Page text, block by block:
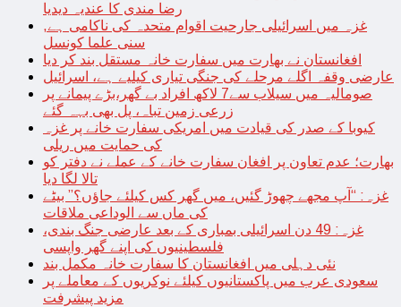
رضا مندی کا عندیہ دیدیا
غزہ میں اسرائیلی جارحیت اقوام متحدہ کی ناکامی ہے,
سنی علما کونسل
افغانستان نے بھارت میں سفارت خانہ مستقل بند کر دیا
عارضی وقفہ اگلے مرحلے کی جنگی تیاری کیلیے ہے، اسرائیل
صومالیہ میں سیلاب سے7 لاکھ افراد بے گھر،بڑے پیمانے پر
زرعی زمین تباہ، پل بھی بہہ گئے
کیوبا کے صدر کی قیادت میں امریکی سفارت خانے پر غزہ
کی حمایت میں ریلی
بھارت؛ عدم تعاون پر افغان سفارت خانے کے عملے نے دفتر کو
تالا لگا دیا
غزہ: “آپ مجھے چھوڑ گئیں، میں گھر کس کیلئے جاؤں؟” بیٹے
کی ماں سے الوداعی ملاقات
غزہ: 49 دن اسرائیلی بمباری کے بعد عارضی جنگ بندی،
فلسطینیوں کی اپنے گھر واپسی
نئی دہلی میں افغانستان کا سفارت خانہ مکمل بند
سعودی عرب میں پاکستانیوں کیلئے نوکریوں کے معاملے پر
مزید پیشرفت